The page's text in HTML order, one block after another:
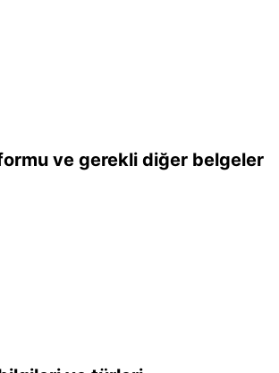
ve gerekli diğer belgeler